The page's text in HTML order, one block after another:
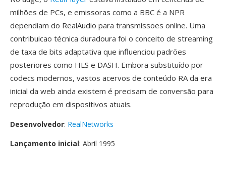
milhões de PCs, e emissoras como a BBC é a NPR
dependiam do RealAudio para transmissoes online. Uma
contribuicao técnica duradoura foi o conceito de streaming
de taxa de bits adaptativa que influenciou padrões
posteriores como HLS e DASH. Embora substituído por
codecs modernos, vastos acervos de conteúdo RA da era
inicial da web ainda existem é precisam de conversão para
reprodução em dispositivos atuais.
Desenvolvedor: RealNetworks
Lançamento inicial: Abril 1995